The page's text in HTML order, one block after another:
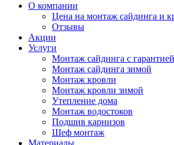
О компании
Цена на монтаж сайдинга и
Отзывы
Акции
Услуги
Монтаж сайдинга с
Монтаж сайдинга зимой
Монтаж кровли
Монтаж кровли зимой
Утепление дома
Монтаж водостоков
Подшив карнизов
Шеф монтаж
Материалы